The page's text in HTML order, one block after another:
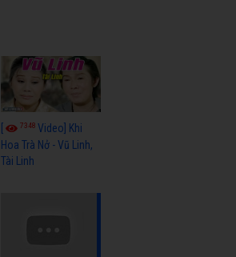
7348Video] Khi
Hoa Trà Nở - Vũ Linh,
Tài Linh